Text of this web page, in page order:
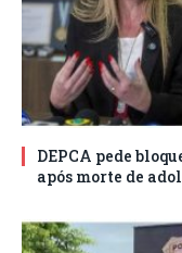
DEPCA pede
após morte de